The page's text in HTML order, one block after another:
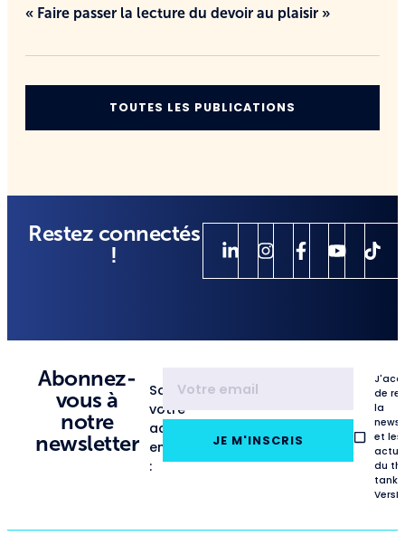
« Faire passer la lecture du devoir au plaisir »
TOUTES LES PUBLICATIONS
Restez connectés
!
Abonnez-
vous à
notre
newsletter
Saisissez
votre
adresse
email
:
JE M'INSCRIS
de
la
et les
du
tank